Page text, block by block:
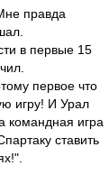
правда
в первые 15
первое что
игру! И Урал
командная игра
ставить